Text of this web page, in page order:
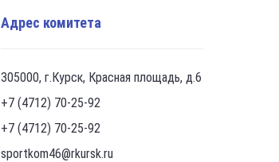
Адрес комитета
305000, г.Курск, Красная площадь, д.6
+7 (4712) 70-25-92
+7 (4712) 70-25-92
sportkom46@rkursk.ru